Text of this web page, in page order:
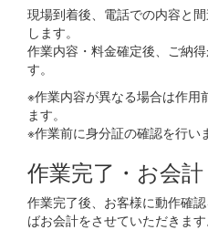
現場到着後、電話での内容と
します。
作業内容・料金確定後、ご納
す。
※作業内容が異なる場合は作用
ます。
※作業前に身分証の確認を行い
作業完了・お会計
作業完了後、お客様に動作確
ばお会計をさせていただきます